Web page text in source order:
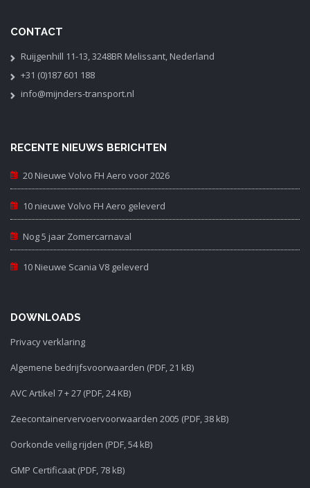
CONTACT
Ruijgenhill 11-13, 3248BR Melissant, Nederland
+31 (0)187 601 188
info@mijnders-transport.nl
RECENTE NIEUWS BERICHTEN
20 Nieuwe Volvo FH Aero voor 2026
10 nieuwe Volvo FH Aero geleverd
Nog 5 jaar Zomercarnaval
10 Nieuwe Scania V8 geleverd
DOWNLOADS
Privacy verklaring
Algemene bedrijfsvoorwaarden (PDF, 21 kB)
AVC Artikel 7 + 27 (PDF, 24 KB)
Zeecontainervervoervoorwaarden 2005 (PDF, 38 kB)
Oorkonde veilig rijden (PDF, 54 kB)
GMP Certificaat (PDF, 78 kB)